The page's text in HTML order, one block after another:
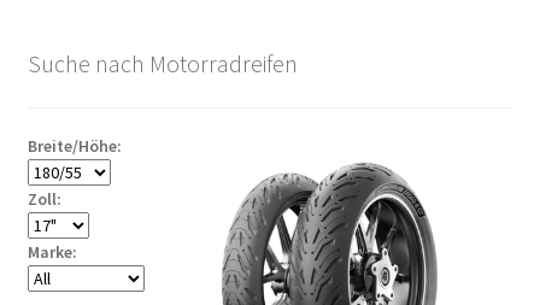
Suche nach Motorradreifen
Breite/Höhe:
Zoll:
Marke: